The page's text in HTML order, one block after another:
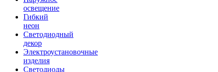
освещение
Гибкий
неон
Светодиодный
декор
Электроустановочные
изделия
Светодиоды